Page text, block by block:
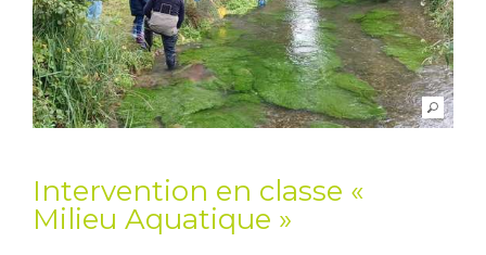
Intervention en classe «
Milieu Aquatique »